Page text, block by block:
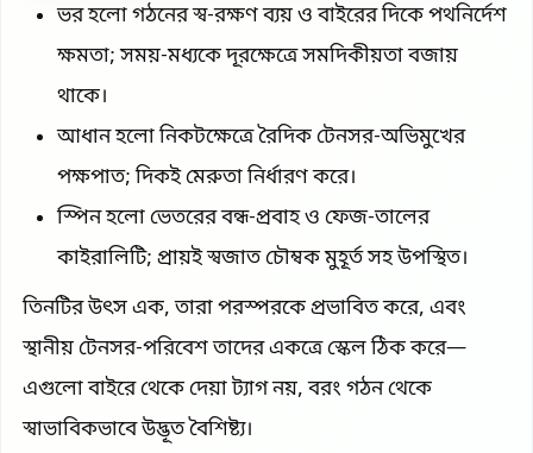
ভর হলো গঠনের স্ব-রক্ষণ ব্যয় ও বাইরের দিকে পথনির্দেশ
ক্ষমতা; সময়-মধ্যকে দূরক্ষেত্রে সমদিকীয়তা বজায়
থাকে।
আধান হলো নিকটক্ষেত্রে রৈদিক টেনসর-অভিমুখের
পক্ষপাত; দিকই মেরুতা নির্ধারণ করে।
স্পিন হলো ভেতরের বন্ধ-প্রবাহ ও ফেজ-তালের
কাইরালিটি; প্রায়ই স্বজাত চৌম্বক মুহূর্ত সহ উপস্থিত।
তিনটির উৎস এক, তারা পরস্পরকে প্রভাবিত করে, এবং
স্থানীয় টেনসর-পরিবেশ তাদের একত্রে স্কেল ঠিক করে—
এগুলো বাইরে থেকে দেয়া ট্যাগ নয়, বরং গঠন থেকে
স্বাভাবিকভাবে উদ্ভূত বৈশিষ্ট্য।